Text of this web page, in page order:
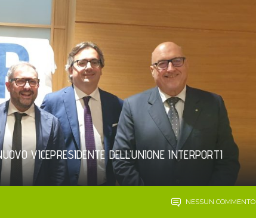
VICEPRESIDENTE DELL’UNIONE INTERPORTI
NESSUN COMMENTO